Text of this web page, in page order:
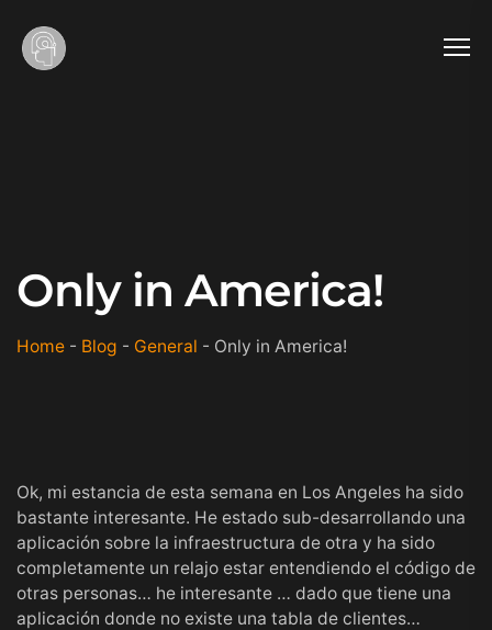
Only in America!
Home - Blog - General - Only in America!
Ok, mi estancia de esta semana en Los Angeles ha sido
bastante interesante. He estado sub-desarrollando una
aplicación sobre la infraestructura de otra y ha sido
completamente un relajo estar entendiendo el código de
otras personas… he interesante … dado que tiene una
aplicación donde no existe una tabla de clientes…